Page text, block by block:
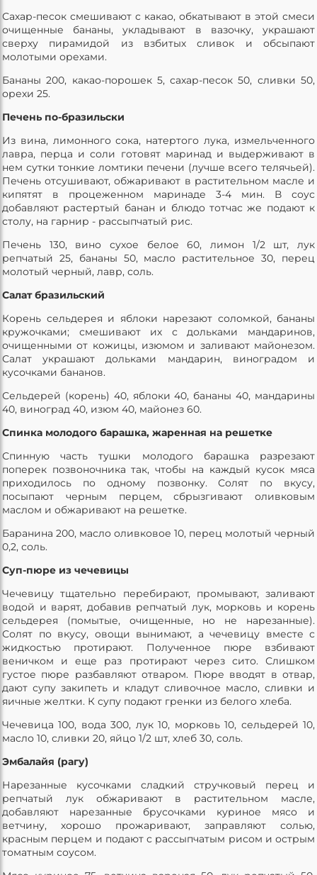
Сахар-песок смешивают с какао, обкатывают в этой смеси
очищенные бананы, укладывают в вазочку, украшают
сверху пирамидой из взбитых сливок и обсыпают
молотыми орехами.
Бананы 200, какао-порошек 5, сахар-песок 50, сливки 50,
орехи 25.
Печень по-бразильски
Из вина, лимонного сока, натертого лука, измельченного
лавра, перца и соли готовят маринад и выдерживают в
нем сутки тонкие ломтики печени (лучше всего телячьей).
Печень отсушивают, обжаривают в растительном масле и
кипятят в процеженном маринаде 3-4 мин. В соус
добавляют растертый банан и блюдо тотчас же подают к
столу, на гарнир - рассыпчатый рис.
Печень 130, вино сухое белое 60, лимон 1/2 шт, лук
репчатый 25, бананы 50, масло растительное 30, перец
молотый черный, лавр, соль.
Салат бразильский
Корень сельдерея и яблоки нарезают соломкой, бананы
кружочками; смешивают их с дольками мандаринов,
очищенными от кожицы, изюмом и заливают майонезом.
Салат украшают дольками мандарин, виноградом и
кусочками бананов.
Сельдерей (корень) 40, яблоки 40, бананы 40, мандарины
40, виноград 40, изюм 40, майонез 60.
Спинка молодого барашка, жаренная на решетке
Спинную часть тушки молодого барашка разрезают
поперек позвоночника так, чтобы на каждый кусок мяса
приходилось по одному позвонку. Солят по вкусу,
посыпают черным перцем, сбрызгивают оливковым
маслом и обжаривают на решетке.
Баранина 200, масло оливковое 10, перец молотый черный
0,2, соль.
Суп-пюре из чечевицы
Чечевицу тщательно перебирают, промывают, заливают
водой и варят, добавив репчатый лук, морковь и корень
сельдерея (помытые, очищенные, но не нарезанные).
Солят по вкусу, овощи вынимают, а чечевицу вместе с
жидкостью протирают. Полученное пюре взбивают
веничком и еще раз протирают через сито. Слишком
густое пюре разбавляют отваром. Пюре вводят в отвар,
дают супу закипеть и кладут сливочное масло, сливки и
яичные желтки. К супу подают гренки из белого хлеба.
Чечевица 100, вода 300, лук 10, морковь 10, сельдерей 10,
масло 10, сливки 20, яйцо 1/2 шт, хлеб 30, соль.
Эмбалайя (рагу)
Нарезанные кусочками сладкий стручковый перец и
репчатый лук обжаривают в растительном масле,
добавляют нарезанные брусочками куриное мясо и
ветчину, хорошо прожаривают, заправляют солью,
красным перцем и подают с рассыпчатым рисом и острым
томатным соусом.